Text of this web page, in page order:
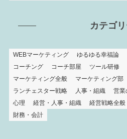
カテゴ
WEBマーケティング ゆるゆる幸福論
コーチング
コーチ部屋 ツール研修
マーケティング全般
マーケティング部
ランチェスター戦略
人事・組織 営業
心理
経営・人事・組織 経営戦略全般
財務・会計